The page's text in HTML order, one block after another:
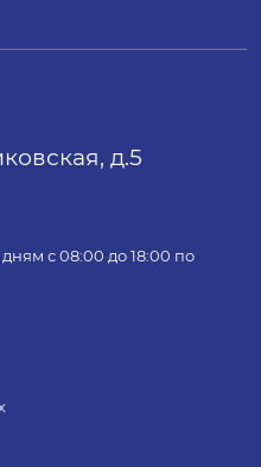
д.5
с 08:00 до 18:00 по